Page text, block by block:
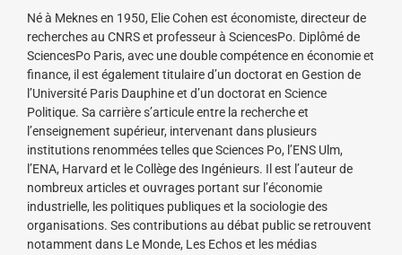
Né à Meknes en 1950, Elie Cohen est économiste, directeur de
recherches au CNRS et professeur à SciencesPo. Diplômé de
SciencesPo Paris, avec une double compétence en économie et
finance, il est également titulaire d’un doctorat en Gestion de
l’Université Paris Dauphine et d’un doctorat en Science
Politique. Sa carrière s’articule entre la recherche et
l’enseignement supérieur, intervenant dans plusieurs
institutions renommées telles que Sciences Po, l’ENS Ulm,
l’ENA, Harvard et le Collège des Ingénieurs. Il est l’auteur de
nombreux articles et ouvrages portant sur l’économie
industrielle, les politiques publiques et la sociologie des
organisations. Ses contributions au débat public se retrouvent
notamment dans Le Monde, Les Echos et les médias